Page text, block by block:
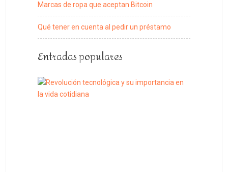
Marcas de ropa que aceptan Bitcoin
Qué tener en cuenta al pedir un préstamo
Entradas populares